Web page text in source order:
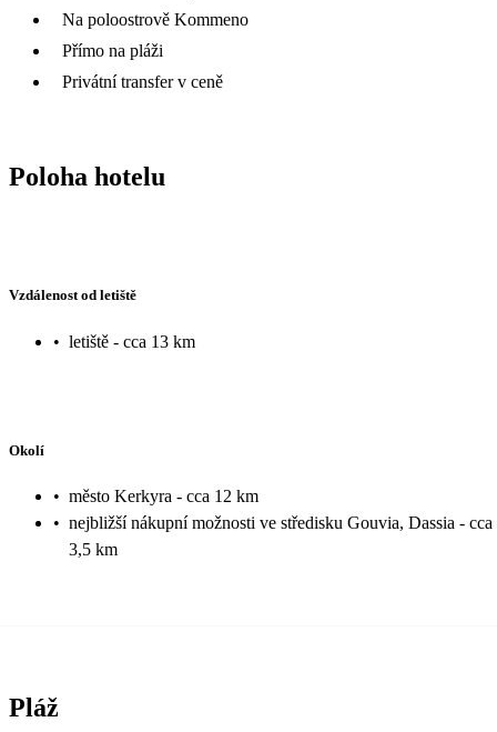
Na poloostrově Kommeno
Přímo na pláži
Privátní transfer v ceně
Poloha hotelu
Vzdálenost od letiště
• letiště - cca 13 km
Okolí
• město Kerkyra - cca 12 km
• nejbližší nákupní možnosti ve středisku Gouvia, Dassia - cca
3,5 km
Pláž